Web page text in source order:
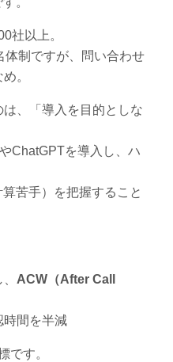
社以上。
体制ですが、問い合わせ
。
、「導入を目的としな
ChatGPTを導入し、ハ
苦手）を把握すること
ACW（After Call
時間を半減
です。